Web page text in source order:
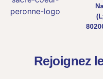
Rejoignez